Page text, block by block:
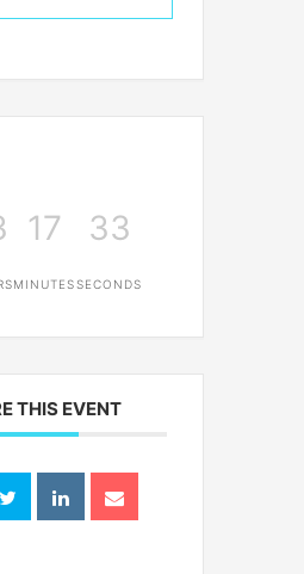
17
MINUTES
33
SECONDS
THIS EVENT